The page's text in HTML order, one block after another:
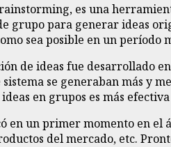
es una
grupo para generar ideas
sea posible en un
de ideas fue desarrollado
se generaban más y
en grupos es más
en un primer momento en el
del mercado, etc.